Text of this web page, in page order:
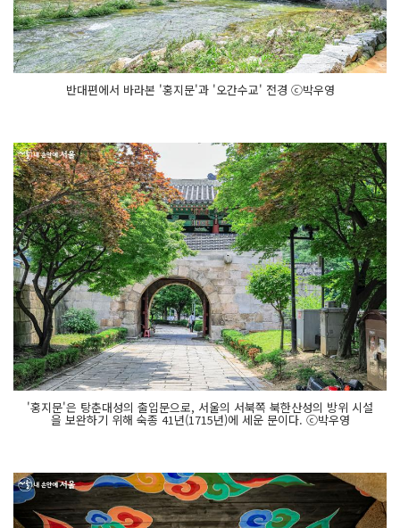
반대편에서 바라본 '홍지문'과 '오간수교' 전경 ⓒ박우영
'홍지문'은 탕춘대성의 출입문으로, 서울의 서북쪽 북한산성의 방위 시설
을 보완하기 위해 숙종 41년(1715년)에 세운 문이다. ⓒ박우영